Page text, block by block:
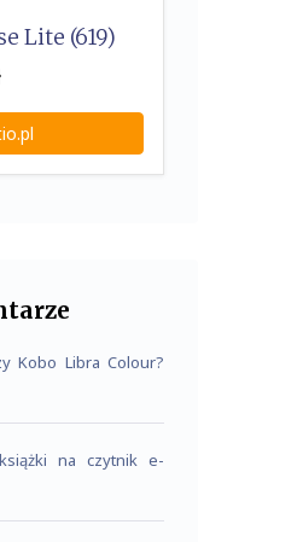
Lite (619)
Kobo Libra Colour?
na czytnik e-